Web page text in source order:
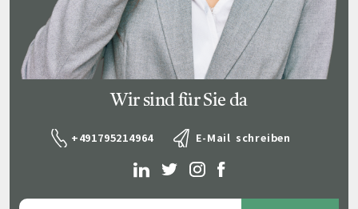
Wir sind für Sie da
+491795214964 E-Mail schreiben